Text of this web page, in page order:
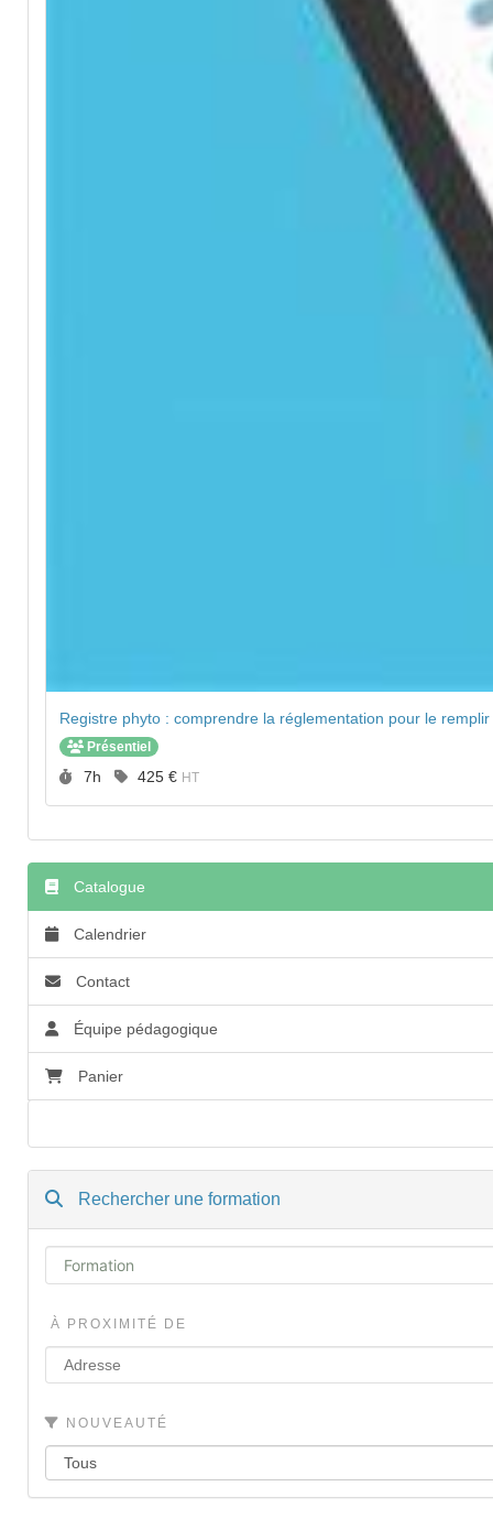
Registre phyto : comprendre la réglementation pour le remplir
Présentiel
Durée :
7h Prix :
425 € HT
Catalogue
Calendrier
Contact
Équipe pédagogique
Panier
Rechercher une formation
À PROXIMITÉ DE
NOUVEAUTÉ